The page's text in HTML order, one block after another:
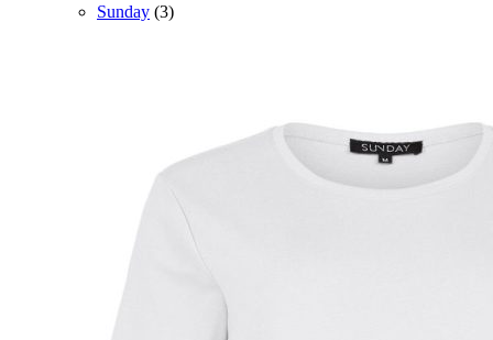
Sunday (3)